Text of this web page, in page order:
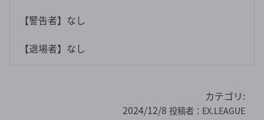
【警告者】なし
【退場者】なし
カテゴリ:
2024/12/8 投稿者： EX.LEAGUE